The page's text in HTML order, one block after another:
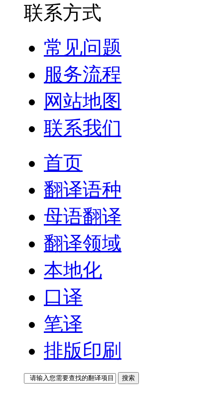
常见问题
服务流程
网站地图
联系我们
首页
翻译语种
母语翻译
翻译领域
本地化
口译
笔译
排版印刷